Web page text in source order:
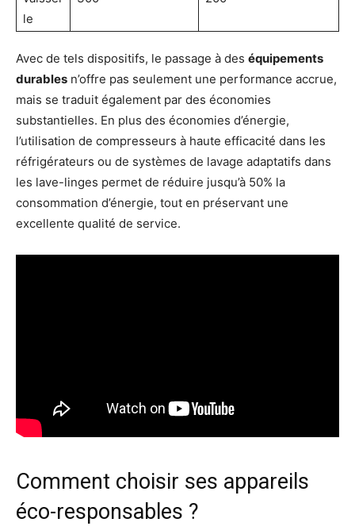
le
Avec de tels dispositifs, le passage à des équipements
durables n’offre pas seulement une performance accrue,
mais se traduit également par des économies
substantielles. En plus des économies d’énergie,
l’utilisation de compresseurs à haute efficacité dans les
réfrigérateurs ou de systèmes de lavage adaptatifs dans
les lave-linges permet de réduire jusqu’à 50% la
consommation d’énergie, tout en préservant une
excellente qualité de service.
Comment choisir ses appareils
éco-responsables ?